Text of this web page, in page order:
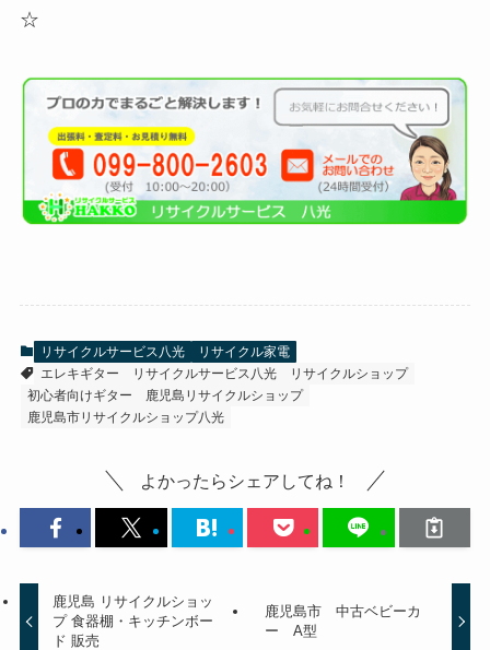
☆
リサイクルサービス八光
リサイクル家電
エレキギター
リサイクルサービス八光
リサイクルショップ
初心者向けギター
鹿児島リサイクルショップ
鹿児島市リサイクルショップ八光
よかったらシェアしてね！
鹿児島 リサイクルショッ
プ 食器棚・キッチンボー
ド 販売
鹿児島市 中古ベビーカ
ー A型